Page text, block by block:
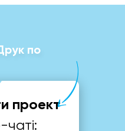
по
проект
чаті: